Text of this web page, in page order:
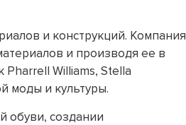
и конструкций. Компания
и производя ее в
Williams, Stella
моды и культуры.
обуви, создании